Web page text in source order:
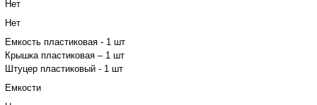
Нет
Нет
Емкость пластиковая - 1 шт
Крышка пластиковая – 1 шт
Штуцер пластиковый - 1 шт
Емкости